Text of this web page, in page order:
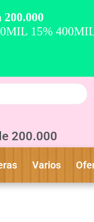
200.000
Varios
15%